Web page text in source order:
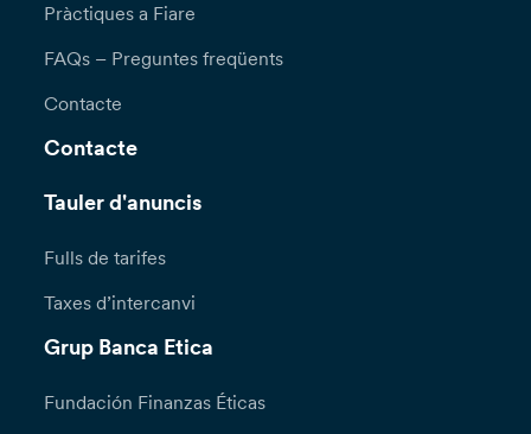
Pràctiques a Fiare
FAQs – Preguntes freqüents
Contacte
Contacte
Tauler d'anuncis
Fulls de tarifes
Taxes d’intercanvi
Grup Banca Etica
Fundación Finanzas Éticas